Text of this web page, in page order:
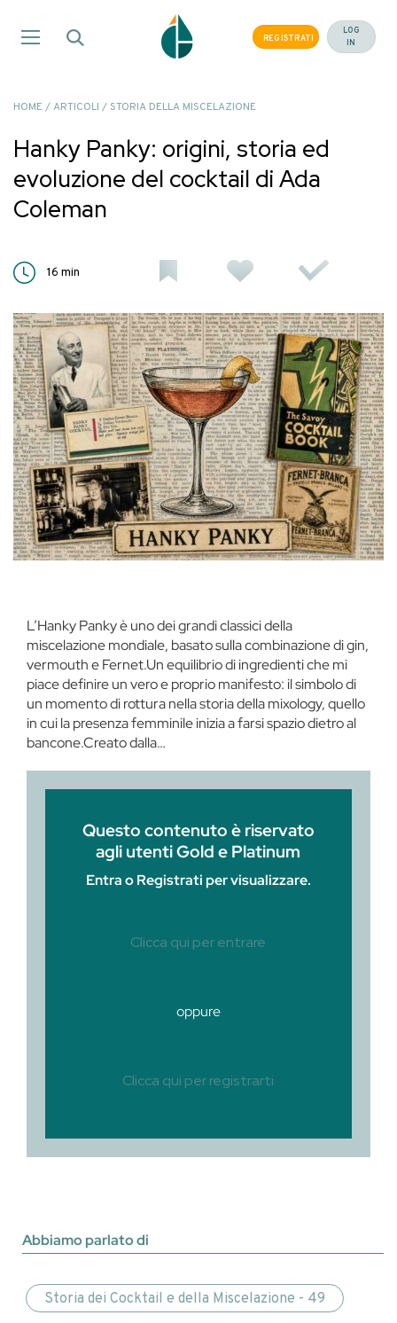
REGISTRATI
LOG
IN
HOME /ARTICOLI / STORIA DELLA MISCELAZIONE
Hanky Panky: origini, storia ed
evoluzione del cocktail di Ada
Coleman
16 min
L’Hanky Panky è uno dei grandi classici della
miscelazione mondiale, basato sulla combinazione di gin,
vermouth e Fernet.Un equilibrio di ingredienti che mi
piace definire un vero e proprio manifesto: il simbolo di
un momento di rottura nella storia della mixology, quello
in cui la presenza femminile inizia a farsi spazio dietro al
bancone.Creato dalla…
Questo contenuto è riservato
agli utenti Gold e Platinum
Entra o Registrati per visualizzare.
Clicca qui per entrare
oppure
Clicca qui per registrarti
Abbiamo parlato di
Storia dei Cocktail e della Miscelazione - 49